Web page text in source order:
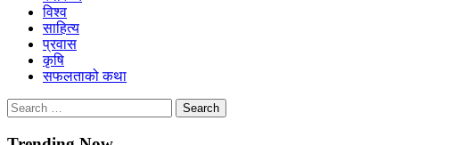
विश्व
साहित्य
प्रवास
कृषि
सफलताको कथा
Search
for: